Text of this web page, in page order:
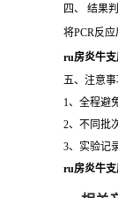
四、 结果
将PCR反
ru房炎牛
五、注意
1、全程避
2、不同批
3、实验记
ru房炎牛